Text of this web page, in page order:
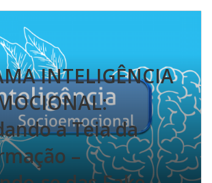
INTELIGÊNCIA
a Teia da
–